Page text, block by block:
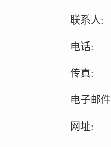
联系人:
电话:
传真:
电子邮件
网址: